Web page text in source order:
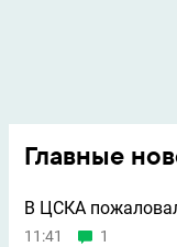
Главные
В ЦСКА
11:41 1